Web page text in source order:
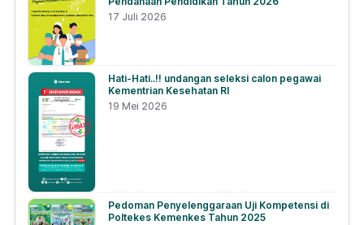
17 Juli 2026
Hati-Hati..!! undangan seleksi calon pegawai
Kementrian Kesehatan RI
19 Mei 2026
Pedoman Penyelenggaraan Uji Kompetensi di
Poltekes Kemenkes Tahun 2025